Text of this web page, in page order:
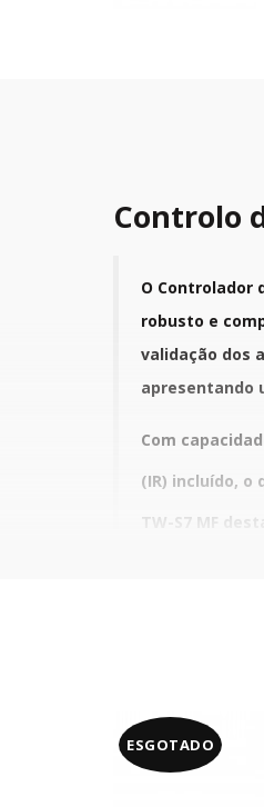
Controlo
O Controlador
robusto e
validação dos
apresentando
Com
(IR) incluído,
TW-S7 MF
mecânico) e
Arquitectura
Para total
ESGOTADO